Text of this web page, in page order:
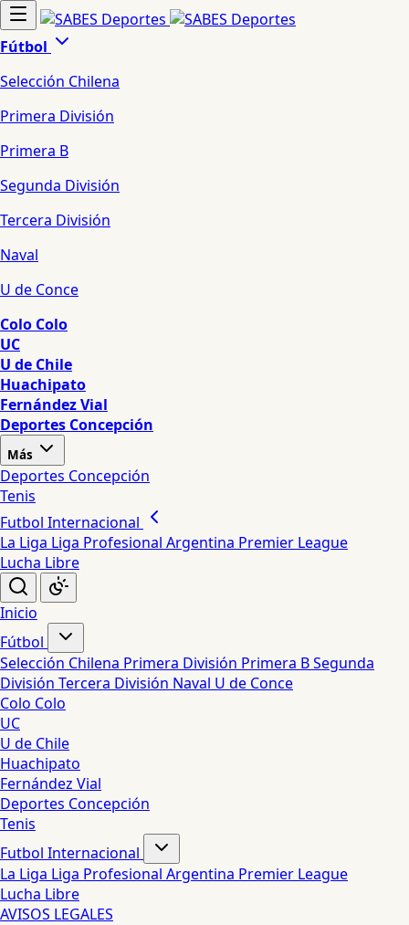
Fútbol
Selección Chilena
Primera División
Primera B
Segunda División
Tercera División
Naval
U de Conce
Colo Colo
UC
U de Chile
Huachipato
Fernández Vial
Deportes Concepción
Más
Deportes Concepción
Tenis
Futbol Internacional
La Liga Liga Profesional Argentina Premier League
Lucha Libre
Inicio
Fútbol
Selección Chilena Primera División Primera BSegunda
División Tercera División Naval U de Conce
Colo Colo
UC
U de Chile
Huachipato
Fernández Vial
Deportes Concepción
Tenis
Futbol Internacional
La Liga Liga Profesional Argentina Premier League
Lucha Libre
AVISOS LEGALES